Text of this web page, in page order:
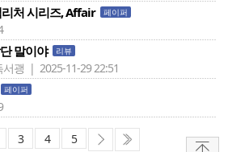
처 시리즈, Affair 페이퍼
말이야 리뷰
서괭 | 2025-11-29 22:51
페이퍼
3 4 5